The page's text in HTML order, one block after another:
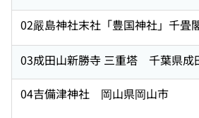
02嚴島神社末社「豊国神社」千
03成田山新勝寺 三重塔 千葉県成
04吉備津神社 岡山県岡山市